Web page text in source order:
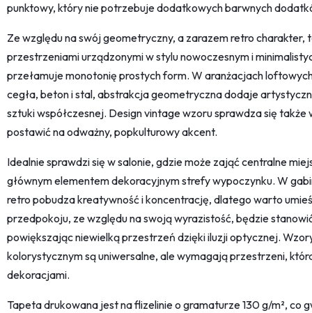
punktowy, który nie potrzebuje dodatkowych barwnych
Ze względu na swój geometryczny, a zarazem retro charakter,
przestrzeniami urządzonymi w stylu nowoczesnym i
przełamuje monotonię prostych form. W aranżacjach
cegła, beton i stal, abstrakcja geometryczna dodaje
sztuki współczesnej. Design vintage wzoru sprawdza się
postawić na odważny, popkulturowy akcent.
Idealnie sprawdzi się w salonie, gdzie może zająć centralne
głównym elementem dekoracyjnym strefy wypoczynku. W
retro pobudza kreatywność i koncentrację, dlatego warto
przedpokoju, ze względu na swoją wyrazistość, będzie
powiększając niewielką przestrzeń dzięki iluzji optycznej.
kolorystycznym są uniwersalne, ale wymagają przestrzeni,
dekoracjami.
Tapeta drukowana jest na flizelinie o gramaturze 130 g/m², co